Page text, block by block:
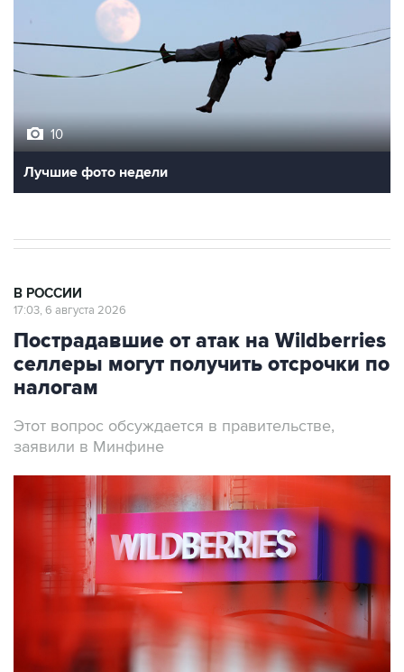
10
Лучшие фото недели
В РОССИИ
17:03, 6 августа 2026
Пострадавшие от атак на Wildberries
селлеры могут получить отсрочки по
налогам
Этот вопрос обсуждается в правительстве,
заявили в Минфине